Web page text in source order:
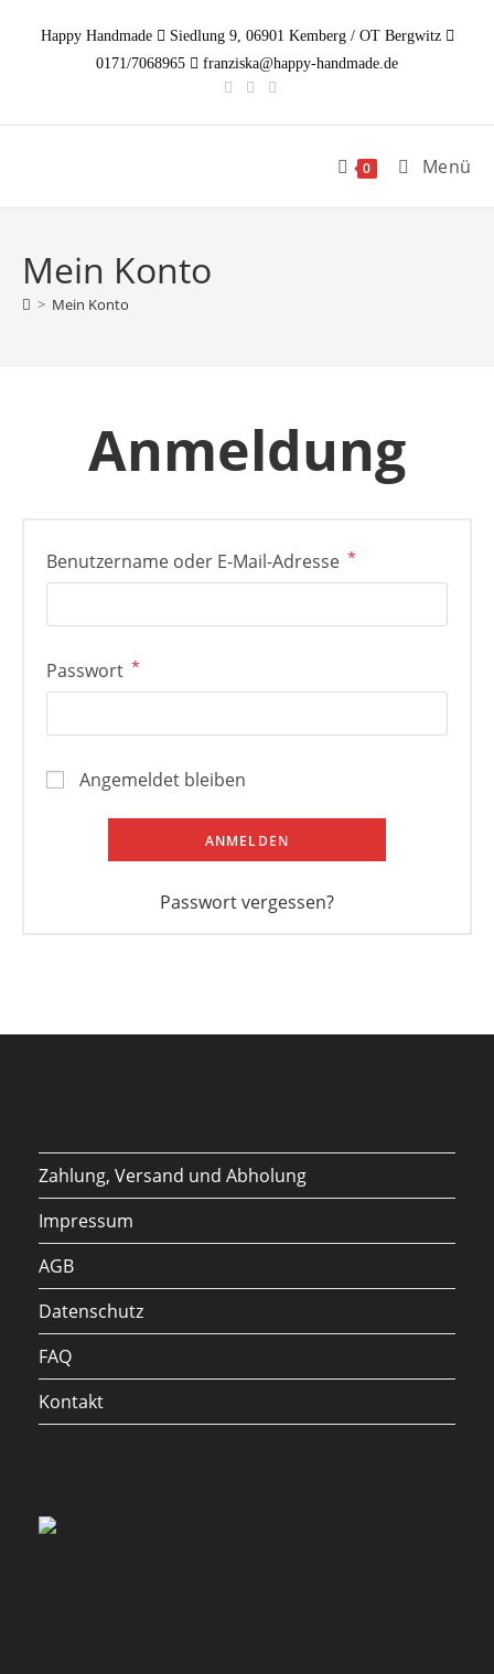
InhaltHappy Handmade
Siedlung 9, 06901 Kemberg / OT Bergwitz
0171/7068965
franziska@happy-handmade.de
0 Menü
Mein Konto
> Mein Konto
Anmeldung
Benutzername oder E-Mail-Adresse *
Passwort *
Angemeldet bleiben
ANMELDEN
Passwort vergessen?
Zahlung, Versand und Abholung
Impressum
AGB
Datenschutz
FAQ
Kontakt